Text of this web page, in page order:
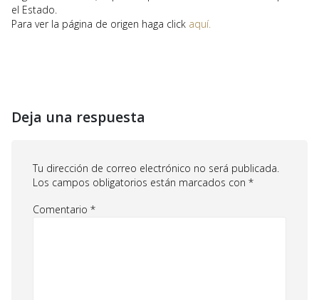
el Estado.
Para ver la página de origen haga click aquí.
Deja una respuesta
Tu dirección de correo electrónico no será publicada.
Los campos obligatorios están marcados con *
Comentario *